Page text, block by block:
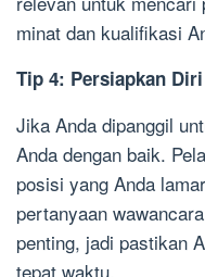
minat dan kualifikasi
Tip 4: Persiapkan
Jika Anda dipanggil
Anda dengan baik.
posisi yang Anda
pertanyaan
penting, jadi pastikan
tepat waktu.